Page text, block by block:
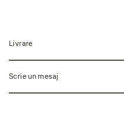
Livrare
Scrie un mesaj